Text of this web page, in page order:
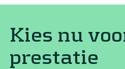
Kies nu
prestatie